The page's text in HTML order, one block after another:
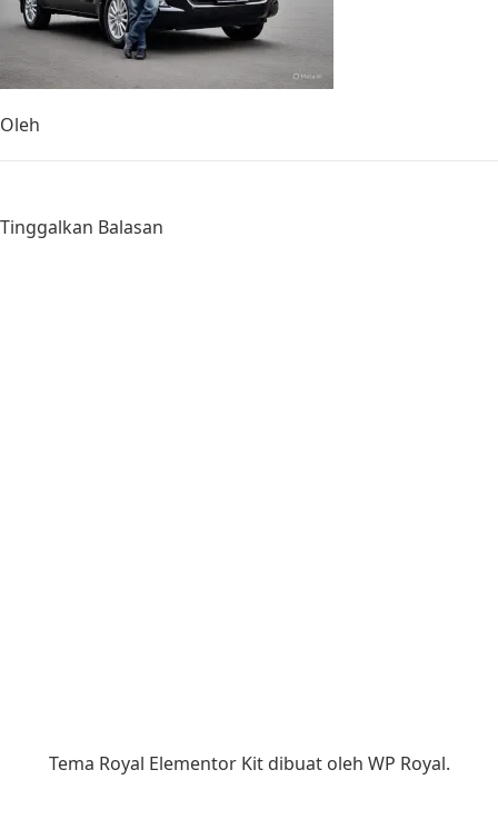
Oleh
Tinggalkan Balasan
Tema Royal Elementor Kit dibuat oleh WP Royal.